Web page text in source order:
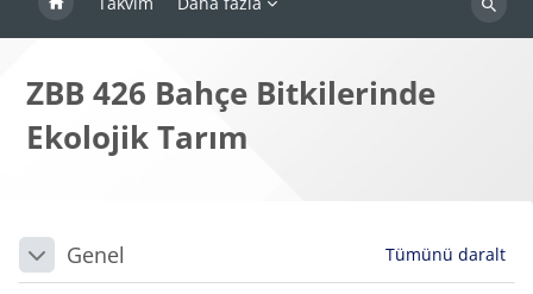
Dersleri
ZBB 426 Bahçe Bitkilerinde
Ekolojik Tarım
Bloklar
Bölüm anahatları
DaraltGenel Tümünü daralt